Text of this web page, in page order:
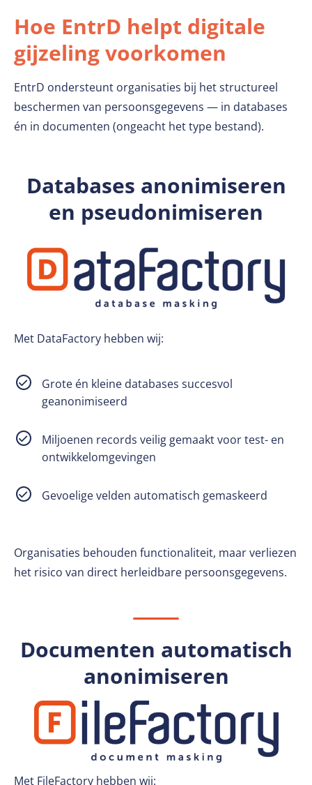
Hoe EntrD helpt digitale
gijzeling voorkomen
EntrD ondersteunt organisaties bij het structureel
beschermen van persoonsgegevens — in databases
én in documenten (ongeacht het type bestand).
Databases anonimiseren
en pseudonimiseren
Met DataFactory hebben wij:
Grote én kleine databases succesvol
geanonimiseerd
Miljoenen records veilig gemaakt voor test- en
ontwikkelomgevingen
Gevoelige velden automatisch gemaskeerd
Organisaties behouden functionaliteit, maar verliezen
het risico van direct herleidbare persoonsgegevens.
Documenten automatisch
anonimiseren
Met FileFactory hebben wij: